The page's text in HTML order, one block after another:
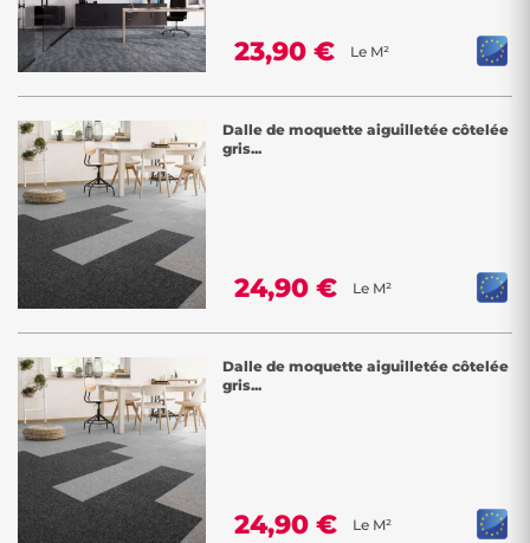
23,90 € Le M²
Dalle de moquette aiguilletée côtelée
gris...
24,90 € Le M²
Dalle de moquette aiguilletée côtelée
gris...
24,90 € Le M²